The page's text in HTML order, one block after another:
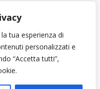
tua esperienza di
personalizzati e
“Accetta tutti”,
©